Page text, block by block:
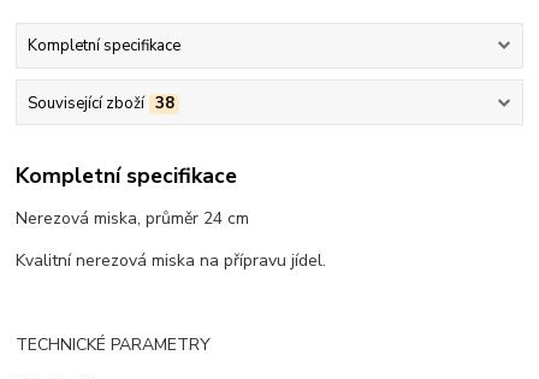
Kompletní specifikace
Související zboží 38
Kompletní specifikace
Nerezová miska, průměr 24 cm
Kvalitní nerezová miska na přípravu jídel.
TECHNICKÉ PARAMETRY